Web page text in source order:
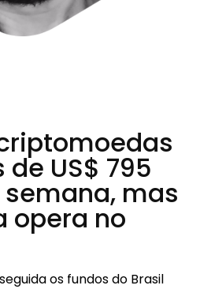
US$ 795
mas
opera no
os fundos do Brasil